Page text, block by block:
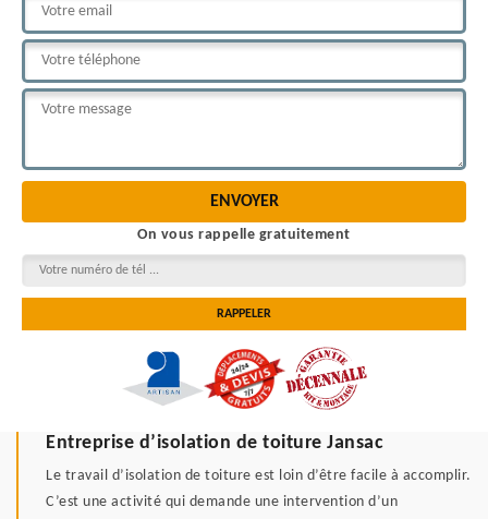
On vous rappelle gratuitement
Entreprise d’isolation de toiture Jansac
Le travail d’isolation de toiture est loin d’être facile à accomplir.
C’est une activité qui demande une intervention d’un